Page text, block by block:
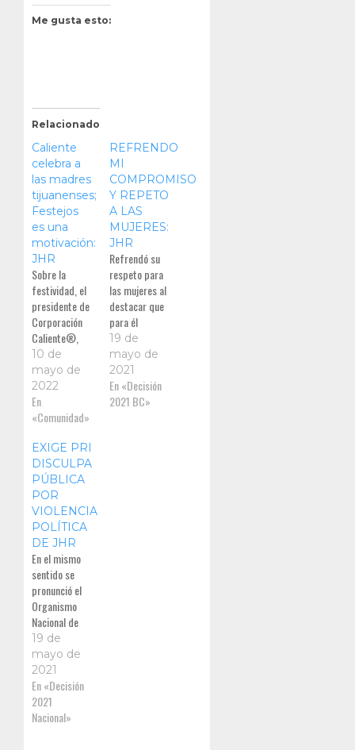
Me gusta esto:
Relacionado
Caliente
celebra a
las madres
tijuanenses;
Festejos
es una
motivación:
JHR
Sobre la
festividad, el
presidente de
Corporación
Caliente®,
Ing. Jorge
Hank Rhon, se
mostró
complacido
con la gran
destacó que
para su
empresa “lo
más
importante es
compartir con
la gente estas
fiestas
10 de
mayo de
2022
En
«Comunidad»
REFRENDO
MI
COMPROMISO
Y REPETO
A LAS
MUJERES:
JHR
Refrendó su
respeto para
las mujeres al
destacar que
para él
representan el
mayor apoyo y
compromiso.
19 de
mayo de
2021
En «Decisión
2021 BC»
EXIGE PRI
DISCULPA
PÚBLICA
POR
VIOLENCIA
POLÍTICA
DE JHR
En el mismo
sentido se
pronunció el
Organismo
Nacional de
Mujeres
Priistas
(ONMPRI), al
hacer un
llamado al
Instituto
19 de
mayo de
2021
En «Decisión
2021
Nacional»